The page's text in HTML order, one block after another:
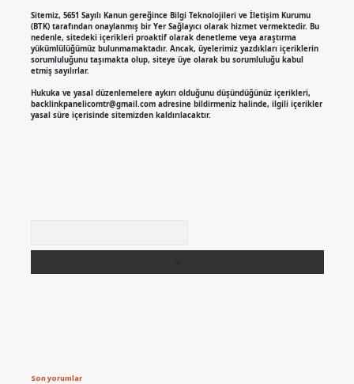
Sitemiz, 5651 Sayılı Kanun gereğince Bilgi Teknolojileri ve İletişim Kurumu
(BTK) tarafından onaylanmış bir Yer Sağlayıcı olarak hizmet vermektedir. Bu
nedenle, sitedeki içerikleri proaktif olarak denetleme veya araştırma
yükümlülüğümüz bulunmamaktadır. Ancak, üyelerimiz yazdıkları içeriklerin
sorumluluğunu taşımakta olup, siteye üye olarak bu sorumluluğu kabul
etmiş sayılırlar.
Hukuka ve yasal düzenlemelere aykırı olduğunu düşündüğünüz içerikleri,
backlinkpanelicomtr@gmail.comadresine bildirmeniz halinde, ilgili içerikler
yasal süre içerisinde sitemizden kaldırılacaktır.
Son yorumlar